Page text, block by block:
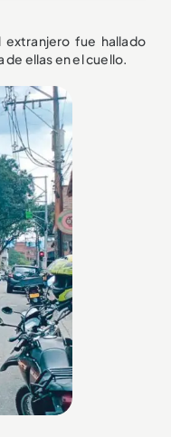
fue hallado
de ellas en el cuello.